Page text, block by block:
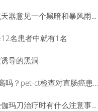
美国宇航局的朱诺航天器意见一个黑暗和暴风雨的木星
名患者中就有1名
导的黑洞
pet-ct查肠癌准确度高吗？pet-ct检查对直肠癌患者的意义？
脑部肿瘤患者在接受伽玛刀治疗时有什么注意事项呢？